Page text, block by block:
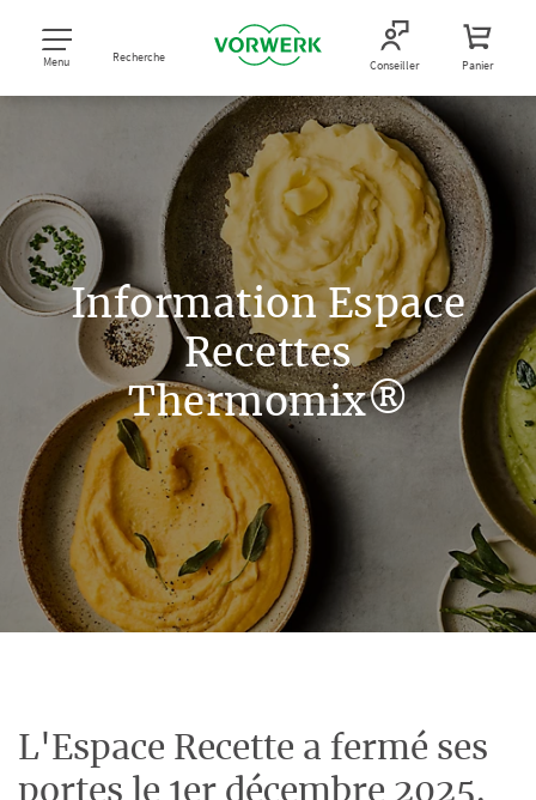
Menu Recherche Conseiller Panier
Information Espace
Recettes
Thermomix®
L'Espace Recette a fermé ses
portes le 1er décembre 2025.